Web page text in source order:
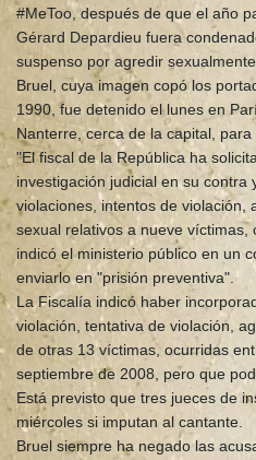
#MeToo, después de que el año
Gérard Depardieu fuera
suspenso por agredir
Bruel, cuya imagen copó los
1990, fue detenido el lunes en
Nanterre, cerca de la capital,
"El fiscal de la República ha
investigación judicial en su
violaciones, intentos de violación,
sexual relativos a nueve víctimas,
indicó el ministerio público en un
enviarlo en "prisión preventiva".
La Fiscalía indicó haber
violación, tentativa de violación,
de otras 13 víctimas, ocurridas
septiembre de 2008, pero que
Está previsto que tres jueces de
miércoles si imputan al cantante.
Bruel siempre ha negado las